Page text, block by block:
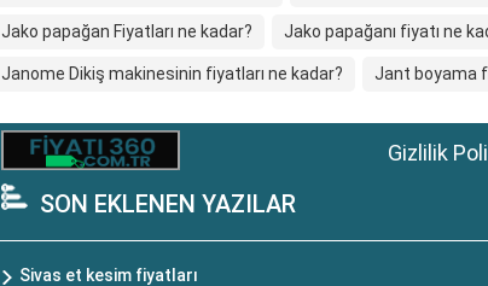
Jako papağan Fiyatları ne kadar? Jako papağanı fiyatı ne
Janome Dikiş makinesinin fiyatları ne kadar? Jant boyama
Gizlilik
SON EKLENEN YAZILAR
Sivas et kesim fiyatları